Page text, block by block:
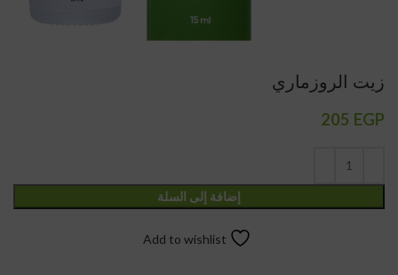
زيت الروزماري
205 EGP
إضافة إلى السلة
Add to wishlist